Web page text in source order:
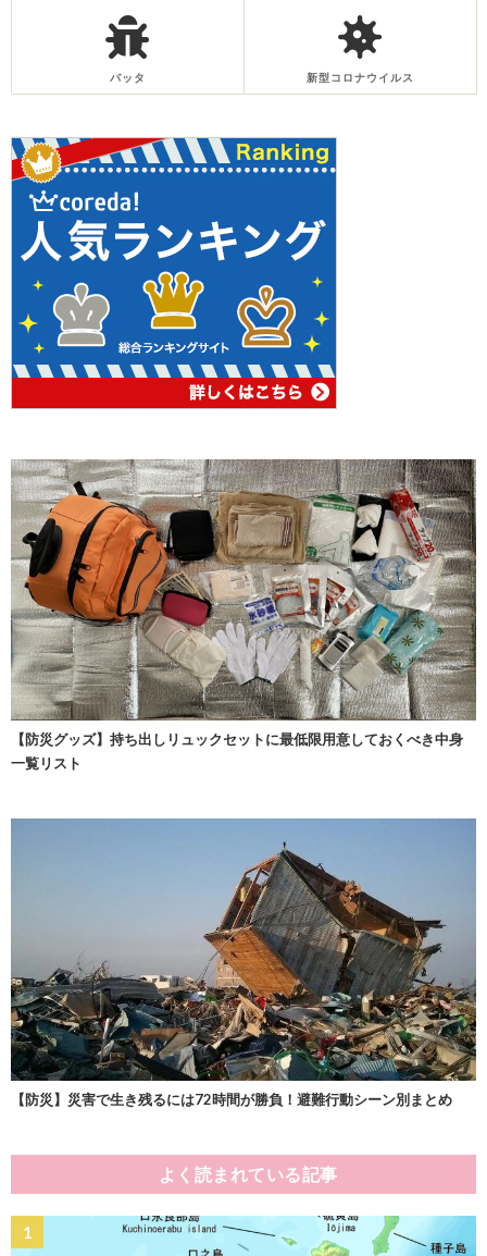
バッタ 新型コロナウイルス
【防災グッズ】持ち出しリュックセットに最低限用意しておくべき中身
一覧リスト
【防災】災害で生き残るには72時間が勝負！避難行動シーン別まとめ
よく読まれている記事